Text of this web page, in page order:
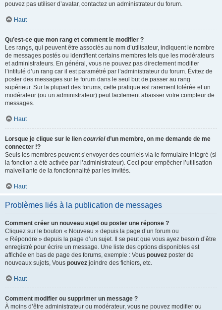
pouvez pas utiliser d’avatar, contactez un administrateur du forum.
Haut
Qu’est-ce que mon rang et comment le modifier ?
Les rangs, qui peuvent être associés au nom d’utilisateur, indiquent le nombre
de messages postés ou identifient certains membres tels que les modérateurs
et administrateurs. En général, vous ne pouvez pas directement modifier
l’intitulé d’un rang car il est paramétré par l’administrateur du forum. Évitez de
poster des messages sur le forum dans le seul but de passer au rang
supérieur. Sur la plupart des forums, cette pratique est rarement tolérée et un
modérateur (ou un administrateur) peut facilement abaisser votre compteur de
messages.
Haut
Lorsque je clique sur le lien courrield’un membre, on me demande de me
connecter !?
Seuls les membres peuvent s’envoyer des courriels via le formulaire intégré (si
la fonction a été activée par l’administrateur). Ceci pour empêcher l’utilisation
malveillante de la fonctionnalité par les invités.
Haut
Problèmes liés à la publication de messages
Comment créer un nouveau sujet ou poster une réponse ?
Cliquez sur le bouton « Nouveau » depuis la page d’un forum ou
« Répondre » depuis la page d’un sujet. Il se peut que vous ayez besoin d’être
enregistré pour écrire un message. Une liste des options disponibles est
affichée en bas de page des forums, exemple : Vous pouvez poster de
nouveaux sujets, Vous pouvez joindre des fichiers, etc.
Haut
Comment modifier ou supprimer un message ?
À moins d’être administrateur ou modérateur, vous ne pouvez modifier ou